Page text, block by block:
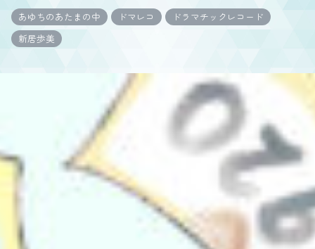
あゆちのあたまの中 ドマレコ
ドラマチックレコード
新居歩美